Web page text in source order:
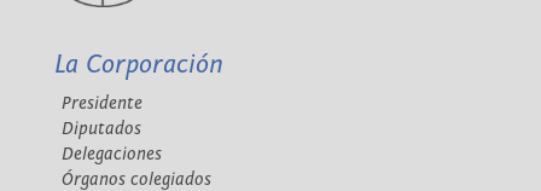
La Corporación
Presidente
Diputados
Delegaciones
Órganos colegiados